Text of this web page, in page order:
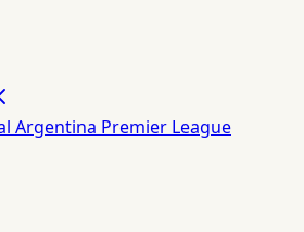
Argentina Premier League